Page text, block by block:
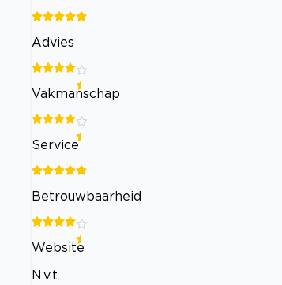
Advies
Vakmanschap
Service
Betrouwbaarheid
Website
N.v.t.